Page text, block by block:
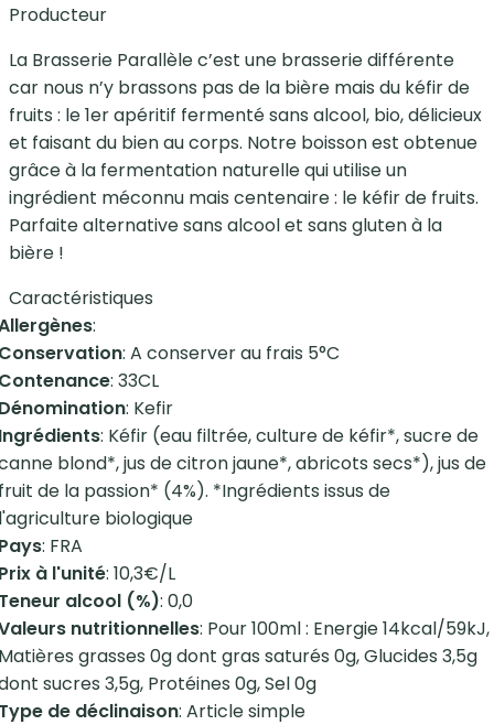
Producteur
La Brasserie Parallèle c’est une brasserie différente
car nous n’y brassons pas de la bière mais du kéfir de
fruits : le 1er apéritif fermenté sans alcool, bio, délicieux
et faisant du bien au corps. Notre boisson est obtenue
grâce à la fermentation naturelle qui utilise un
ingrédient méconnu mais centenaire : le kéfir de fruits.
Parfaite alternative sans alcool et sans gluten à la
bière !
Caractéristiques
:
: A conserver au frais 5°C
: 33CL
: Kefir
: Kéfir (eau filtrée, culture de kéfir*, sucre de
blond*, jus de citron jaune*, abricots secs*), jus de
de la passion* (4%). *Ingrédients issus de
biologique
: FRA
à l'unité: 10,3€/L
alcool (%): 0,0
nutritionnelles: Pour 100ml : Energie 14kcal/59kJ,
grasses 0g dont gras saturés 0g, Glucides 3,5g
sucres 3,5g, Protéines 0g, Sel 0g
de déclinaison: Article simple